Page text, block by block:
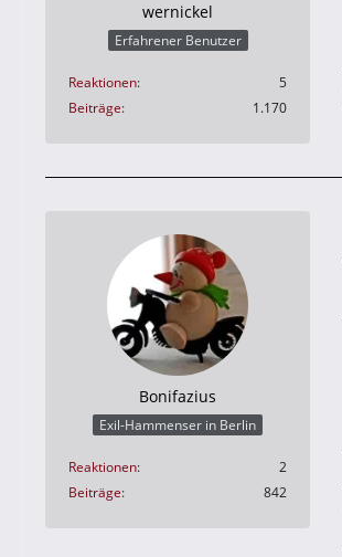
wernickel
Erfahrener Benutzer
Reaktionen
5
Beiträge
1.170
Bonifazius
Exil-Hammenser in Berlin
Reaktionen
2
Beiträge
842